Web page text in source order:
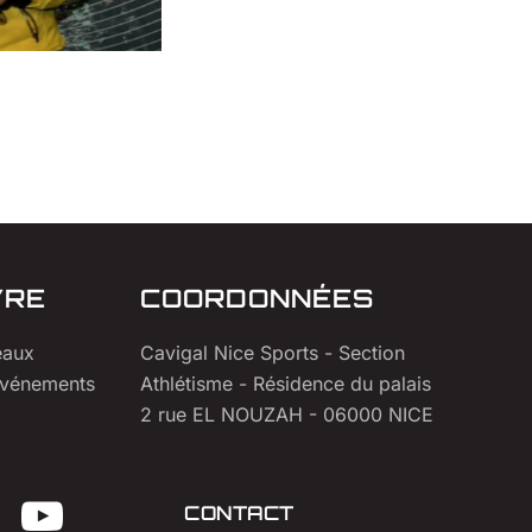
COORDONNÉES
‍Cavigal Nice Sports - Section
Athlétisme - Résidence du palais
2 rue EL NOUZAH - 06000 NICE
CONTACT